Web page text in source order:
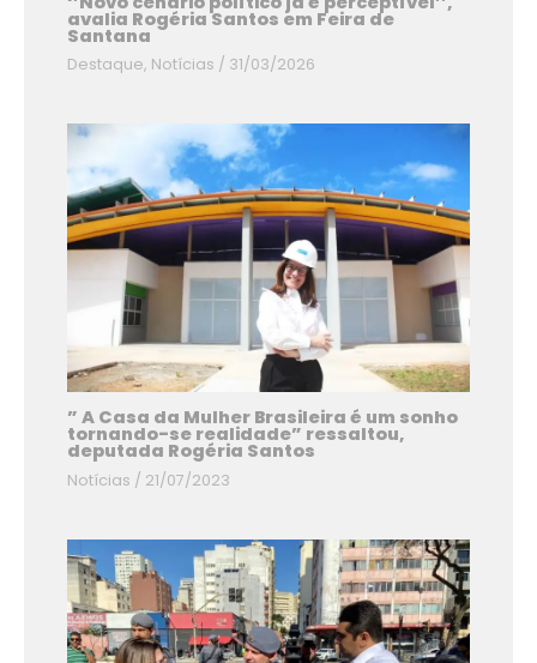
avalia Rogéria Santos em Feira de
Santana
Destaque, Notícias / 31/03/2026
” A Casa da Mulher Brasileira é um sonho
tornando-se realidade” ressaltou,
deputada Rogéria Santos
Notícias / 21/07/2023